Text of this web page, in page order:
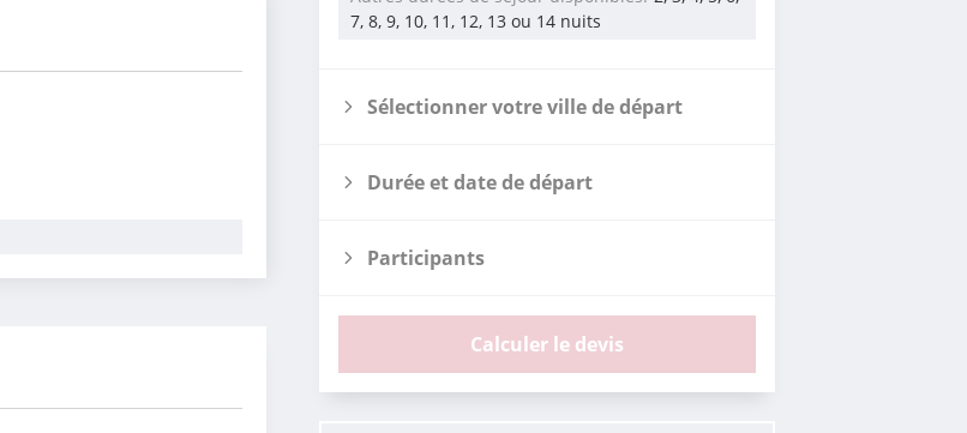
7, 8, 9, 10, 11, 12, 13 ou 14 nuits
Sélectionner votre ville de départ
Durée et date de départ
Participants
Calculer le devis